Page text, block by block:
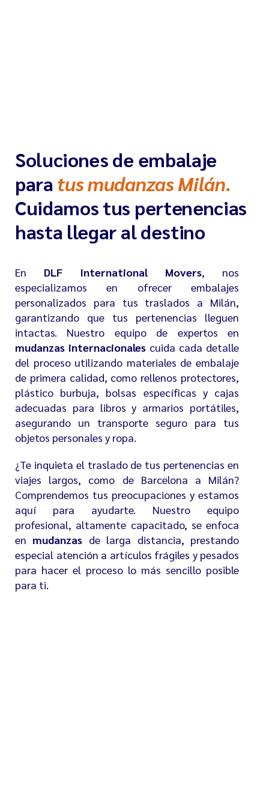
Soluciones de embalaje
paratus mudanzas Milán.
Cuidamos tus pertenencias
hasta llegar al destino
En DLF International Movers, nos
especializamos en ofrecer embalajes
personalizados para tus traslados a Milán,
garantizando que tus pertenencias lleguen
intactas. Nuestro equipo de expertos en
mudanzas internacionales cuida cada detalle
del proceso utilizando materiales de embalaje
de primera calidad, como rellenos protectores,
plástico burbuja, bolsas específicas y cajas
adecuadas para libros y armarios portátiles,
asegurando un transporte seguro para tus
objetos personales y ropa.
¿Te inquieta el traslado de tus pertenencias en
viajes largos, como de Barcelona a Milán?
Comprendemos tus preocupaciones y estamos
aquí para ayudarte. Nuestro equipo
profesional, altamente capacitado, se enfoca
en mudanzas de larga distancia, prestando
especial atención a artículos frágiles y pesados
para hacer el proceso lo más sencillo posible
para ti.